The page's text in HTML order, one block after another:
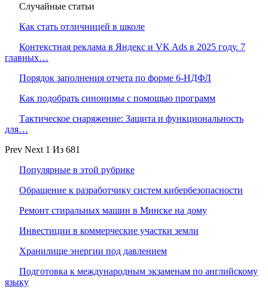
Случайные статьи
Как стать отличницей в школе
Контекстная реклама в Яндекс и VK Ads в 2025 году. 7
главных…
Порядок заполнения отчета по форме 6-НДФЛ
Как подобрать синонимы с помощью программ
Тактическое снаряжение: Защита и функциональность
для…
Prev Next 1 Из 681
Популярные в этой рубрике
Обращение к разработчику систем кибербезопасности
Ремонт стиральных машин в Минске на дому
Инвестиции в коммерческие участки земли
Хранилище энергии под давлением
Подготовка к международным экзаменам по английскому
языку